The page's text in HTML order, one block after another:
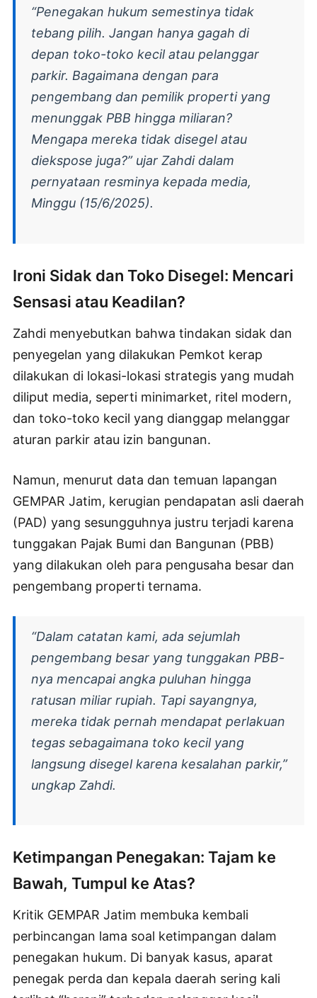
“Penegakan hukum semestinya tidak
tebang pilih. Jangan hanya gagah di
depan toko-toko kecil atau pelanggar
parkir. Bagaimana dengan para
pengembang dan pemilik properti yang
menunggak PBB hingga miliaran?
Mengapa mereka tidak disegel atau
diekspose juga?” ujar Zahdi dalam
pernyataan resminya kepada media,
Minggu (15/6/2025).
Ironi Sidak dan Toko Disegel: Mencari
Sensasi atau Keadilan?
Zahdi menyebutkan bahwa tindakan sidak dan
penyegelan yang dilakukan Pemkot kerap
dilakukan di lokasi-lokasi strategis yang mudah
diliput media, seperti minimarket, ritel modern,
dan toko-toko kecil yang dianggap melanggar
aturan parkir atau izin bangunan.
Namun, menurut data dan temuan lapangan
GEMPAR Jatim, kerugian pendapatan asli daerah
(PAD) yang sesungguhnya justru terjadi karena
tunggakan Pajak Bumi dan Bangunan (PBB)
yang dilakukan oleh para pengusaha besar dan
pengembang properti ternama.
“Dalam catatan kami, ada sejumlah
pengembang besar yang tunggakan PBB-
nya mencapai angka puluhan hingga
ratusan miliar rupiah. Tapi sayangnya,
mereka tidak pernah mendapat perlakuan
tegas sebagaimana toko kecil yang
langsung disegel karena kesalahan parkir,”
ungkap Zahdi.
Ketimpangan Penegakan: Tajam ke
Bawah, Tumpul ke Atas?
Kritik GEMPAR Jatim membuka kembali
perbincangan lama soal ketimpangan dalam
penegakan hukum. Di banyak kasus, aparat
penegak perda dan kepala daerah sering kali